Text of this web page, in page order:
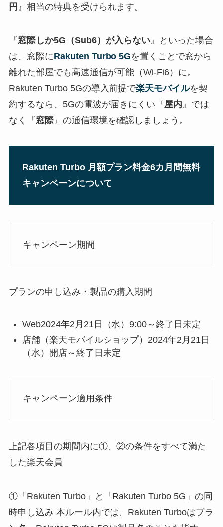
円 』相当の特典を受けられます。
『窓際しか5G（Sub6）が入らない』といった場合
は、窓際にRakuten Turbo 5Gを置くことで窓から
離れた部屋でも高速通信が可能（Wi-Fi6）に。
Rakuten Turbo 5Gの導入前提で楽天モバイルを契
約するなら、5Gの電波が届きにくい『屋内』では
なく『窓際』の通信環境を確認しましょう。
Rakuten Turbo 月額プラン料金6カ月間無料
キャンペーンについて
キャンペーン期間
プランの申し込み・製品の購入期間
Web2024年2月21日（水）9:00～終了日未定
店舗（楽天モバイルショップ）2024年2月21日
（水）開店～終了日未定
キャンペーン適用条件
上記各項目の期間内に①、②の条件をすべて満た
した楽天会員
①「Rakuten Turbo」と「Rakuten Turbo 5G」の同
時申し込み 本ルール内では、Rakuten Turboはプラ